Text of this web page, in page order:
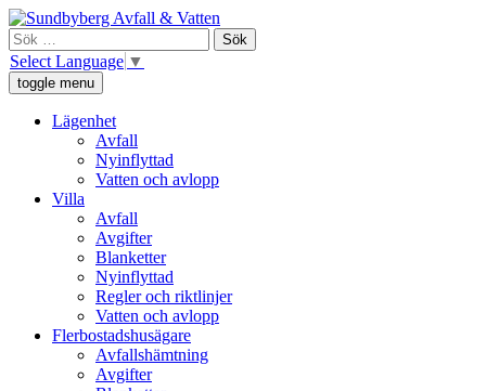
Skip
to
content
Sundbyberg Avfall och Vatten
Vi ansvarar för sophämtning, leverans av rent dricksvatten och att
avloppsvattnet tas omhand i Sundbyberg.
Sök
efter:
Select Language ▼
toggle menu
Lägenhet
Avfall
Nyinflyttad
Vatten och avlopp
Villa
Avfall
Avgifter
Blanketter
Nyinflyttad
Regler och riktlinjer
Vatten och avlopp
Flerbostadshusägare
Avfallshämtning
Avgifter